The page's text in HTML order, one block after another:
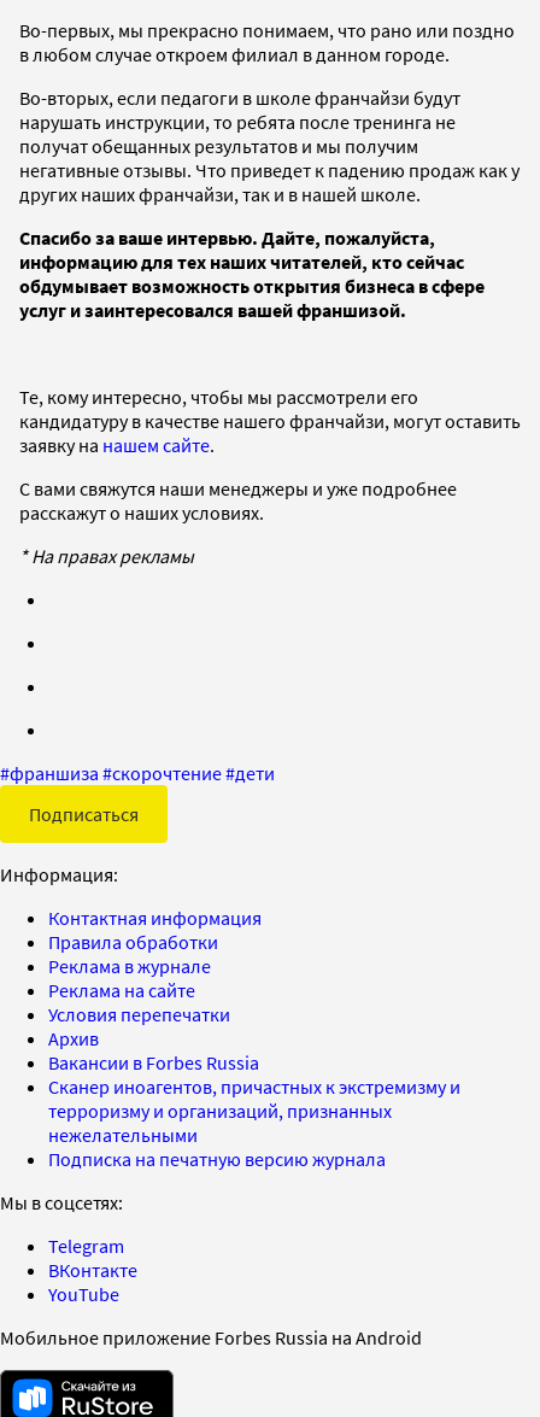
Во-первых, мы прекрасно понимаем, что рано или поздно
в любом случае откроем филиал в данном городе.
Во-вторых, если педагоги в школе франчайзи будут
нарушать инструкции, то ребята после тренинга не
получат обещанных результатов и мы получим
негативные отзывы. Что приведет к падению продаж как у
других наших франчайзи, так и в нашей школе.
Спасибо за ваше интервью. Дайте, пожалуйста,
информацию для тех наших читателей, кто сейчас
обдумывает возможность открытия бизнеса в сфере
услуг и заинтересовался вашейфраншизой.
Те, кому интересно, чтобы мы рассмотрели его
кандидатуру в качестве нашего франчайзи, могут оставить
заявку на нашем сайте.
С вами свяжутся наши менеджеры и уже подробнее
расскажут о наших условиях.
* На правах рекламы
#франшиза #скорочтение#дети
Подписаться
Информация:
Контактная информация
Правила обработки
Реклама в журнале
Реклама на сайте
Условия перепечатки
Архив
Вакансии в Forbes Russia
Сканер иноагентов, причастных к экстремизму и
терроризму и организаций, признанных
нежелательными
Подписка на печатную версию журнала
Мы в соцсетях:
Telegram
ВКонтакте
YouTube
Мобильное приложение Forbes Russia на Android